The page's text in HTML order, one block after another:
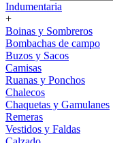
Indumentaria
+
Boinas y Sombreros
Bombachas de campo
Buzos y Sacos
Camisas
Ruanas y Ponchos
Chalecos
Chaquetas y Gamulanes
Remeras
Vestidos y Faldas